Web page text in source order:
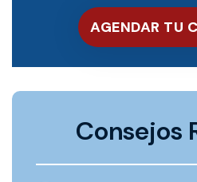
Consejos